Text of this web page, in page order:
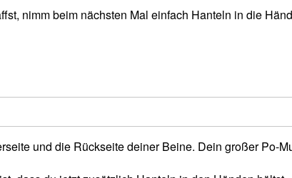
nimm beim nächsten Mal einfach Hanteln in die
und die Rückseite deiner Beine. Dein großer Po-